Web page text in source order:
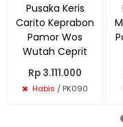
Pusaka Keris
Carito Keprabon
Pamor Wos
Wutah Ceprit
Rp 3.111.000
Habis / PK090